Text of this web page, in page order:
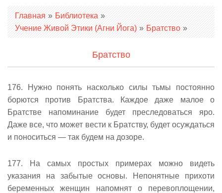
Вы здесь
Главная » Библиотека »
Учение Живой Этики (Агни Йога) » Братство »
Братство
176. Нужно понять насколько силы тьмы постоянно
борются против Братства. Каждое даже малое о
Братстве напоминание будет преследоваться яро.
Даже все, что может вести к Братству, будет осуждаться
и поноситься — так будем на дозоре.
177. На самых простых примерах можно видеть
указания на забытые основы. Непонятные прихоти
беременных женщин напомнят о перевоплощении,